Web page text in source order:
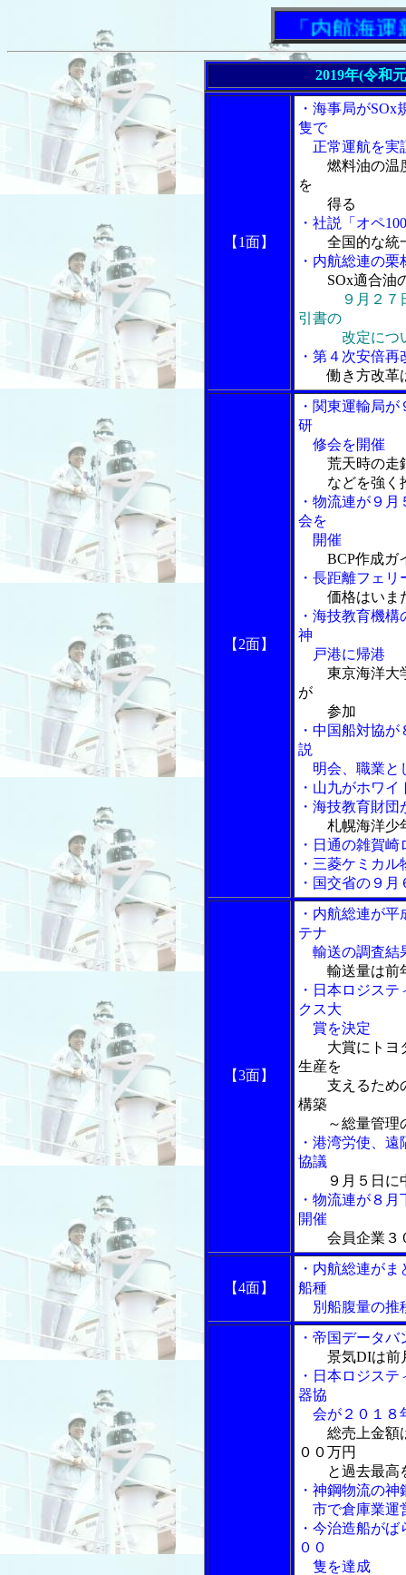
「内航海運新聞
2019年(令和
【1面】
・海事局が
隻で
正常運航を実
燃料油の温
を
得る
・社説「オペ
全国的な統
・内航総連の
SOx適合油
９月２
引書の
改定につい
・第４次安倍
働き方改革
【2面】
・関東運輸局
研
修会を開催
荒天時の走
などを強く
・物流連が９
会を
開催
BCP作成ガ
・長距離フェ
価格はいま
・海技教育機
神
戸港に帰港
東京海洋大
が
参加
・中国船対協
説
明会、職業と
・山九がホワ
・海技教育財
札幌海洋少
・日通の雑賀
・三菱ケミカ
・国交省の９
【3面】
・内航総連が
テナ
輸送の調査結
輸送量は前
・日本ロジス
クス大
賞を決定
大賞にトヨ
生産を
支えるための
構築
～総量管理
・港湾労使、
協議
９月５日
・物流連が８
開催
会員企業３
【4面】
・内航総連が
船種
別船腹量の推
・帝国データ
景気DIは前
・日本ロジス
器協
会が２０１８
総売上金額
００万円
と過去最高
・神鋼物流の
市で倉庫業運
・今治造船が
００
隻を達成